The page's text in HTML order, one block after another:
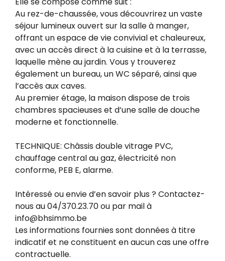
Au rez-de-chaussée, vous découvrirez un vaste
séjour lumineux ouvert sur la salle à manger,
offrant un espace de vie convivial et chaleureux,
avec un accès direct à la cuisine et à la terrasse,
laquelle mène au jardin. Vous y trouverez
également un bureau, un WC séparé, ainsi que
l’accès aux caves.
Au premier étage, la maison dispose de trois
chambres spacieuses et d’une salle de douche
moderne et fonctionnelle.
TECHNIQUE: Châssis double vitrage PVC,
chauffage central au gaz, électricité non
conforme, PEB E, alarme.
Intéressé ou envie d’en savoir plus ? Contactez-
nous au 04/370.23.70 ou par mail à
info@bhsimmo.be
Les informations fournies sont données à titre
indicatif et ne constituent en aucun cas une offre
contractuelle.